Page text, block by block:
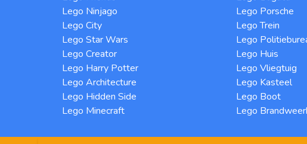
Lego Ninjago
Lego City
Lego Star Wars
Lego Creator
Lego Harry Potter
Lego Architecture
Lego Hidden Side
Lego Minecraft
Lego Porsche
Lego Trein
Lego
Lego Huis
Lego Vliegtuig
Lego Kasteel
Lego Boot
Lego